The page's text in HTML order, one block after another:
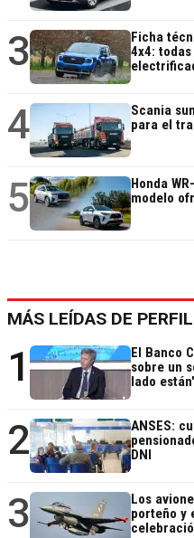
3
Ficha
4x4:
4
Scania
para el
5
Honda
modelo
MÁS LEÍDAS DE PERFIL
1
El Banco
sobre un
lado
2
ANSES:
DNI
3
Los
porteño y